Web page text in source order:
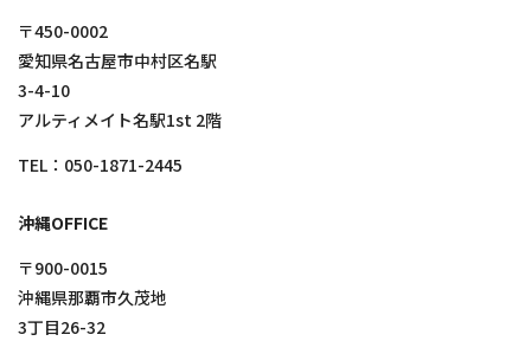
〒450-0002
愛知県名古屋市中村区名駅
3-4-10
アルティメイト名駅1st 2階
TEL： 050-1871-2445
沖縄OFFICE
〒900-0015
沖縄県那覇市久茂地
3丁目26-32